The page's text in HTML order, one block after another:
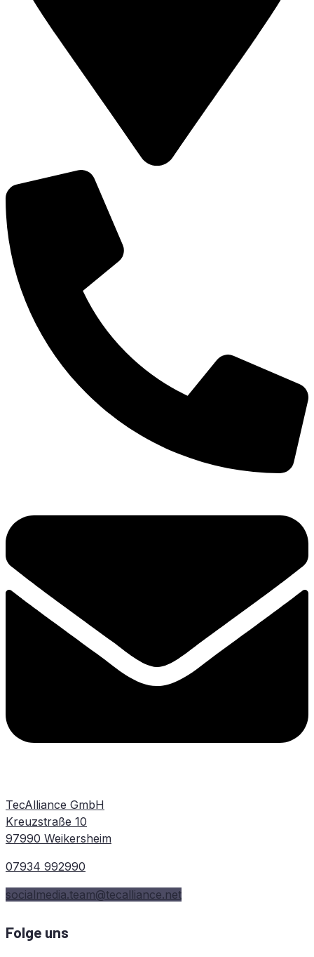
TecAlliance GmbH
Kreuzstraße 10
97990 Weikersheim
07934 992990
socialmedia.team@tecalliance.net
Folge uns